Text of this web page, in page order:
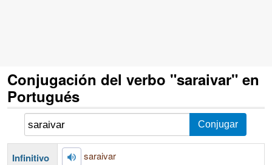
Conjugación del verbo "saraivar" en
Portugués
Infinitivo saraivar